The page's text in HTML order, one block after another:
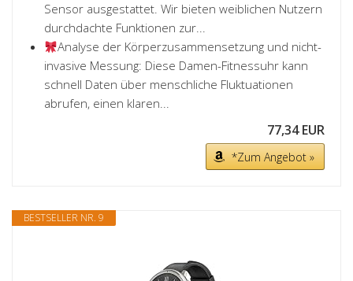
Sensor ausgestattet. Wir bieten weiblichen Nutzern
durchdachte Funktionen zur...
Analyse der Körperzusammensetzung und nicht-
invasive Messung: Diese Damen-Fitnessuhr kann
schnell Daten über menschliche Fluktuationen
abrufen, einen klaren...
77,34 EUR
*Zum Angebot »
BESTSELLER NR. 9